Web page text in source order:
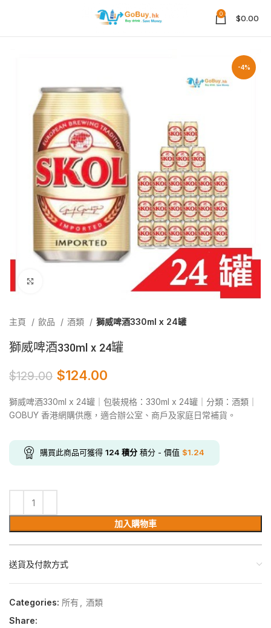
0 $0.00
-4%
主頁 飲品 酒類 獅威啤酒330ml x 24罐
獅威啤酒330ml x 24罐
$129.00 $124.00
獅威啤酒330ml x 24罐｜包裝規格：330ml x 24罐｜分類：酒類｜
GOBUY 香港網購供應，適合辦公室、商戶及家庭日常補貨。
購買此商品可獲得 124 積分 積分 - 價值 $1.24
加入購物車
送貨及付款方式
Categories: 所有 , 酒類
Share: